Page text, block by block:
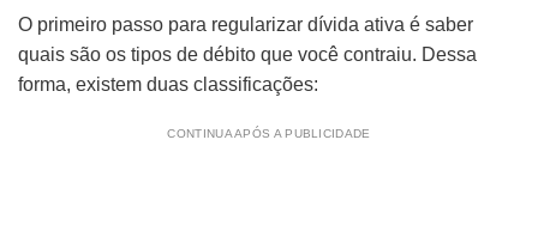
O primeiro passo para regularizar dívida ativa é saber
quais são os tipos de débito que você contraiu. Dessa
forma, existem duas classificações:
CONTINUA APÓS A PUBLICIDADE